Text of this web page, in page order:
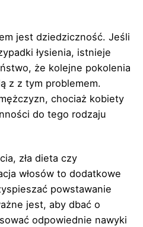
jest dziedziczność. Jeśli
łysienia, istnieje
że kolejne pokolenia
z z tym problemem.
chociaż kobiety
do tego rodzaju
zła dieta czy
włosów to dodatkowe
powstawanie
jest, aby dbać o
odpowiednie nawyki